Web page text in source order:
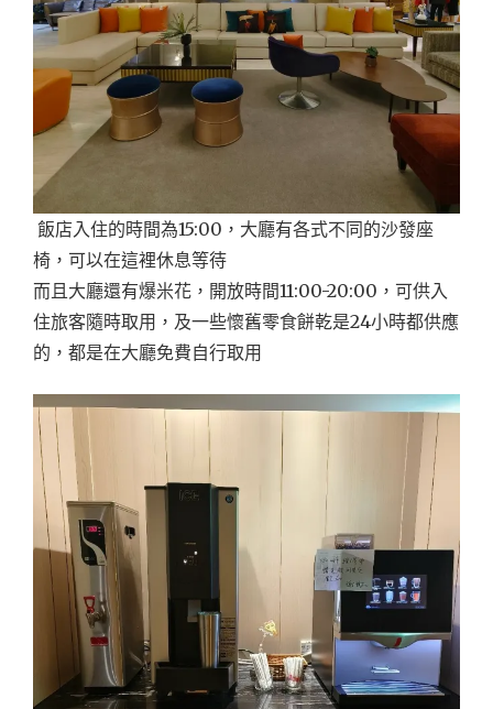
飯店入住的時間為15:00，大廳有各式不同的沙發座
椅，可以在這裡休息等待
而且大廳還有爆米花，開放時間11:00-20:00，可供入
住旅客隨時取用，及一些懷舊零食餅乾是24小時都供應
的，都是在大廳免費自行取用